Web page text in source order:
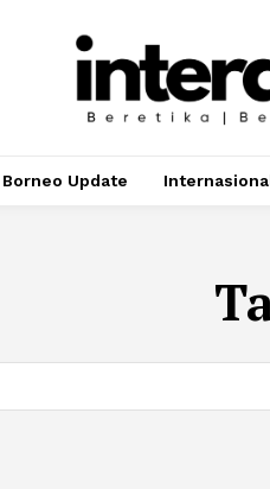
Borneo Update